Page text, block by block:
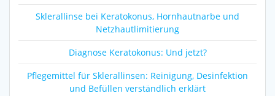
Sklerallinse bei Keratokonus, Hornhautnarbe und
Netzhautlimitierung
Diagnose Keratokonus: Und jetzt?
Pflegemittel für Sklerallinsen: Reinigung, Desinfektion
und Befüllen verständlich erklärt